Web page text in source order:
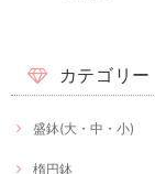
カテゴリー
盛鉢(大・中・小)
楕円鉢